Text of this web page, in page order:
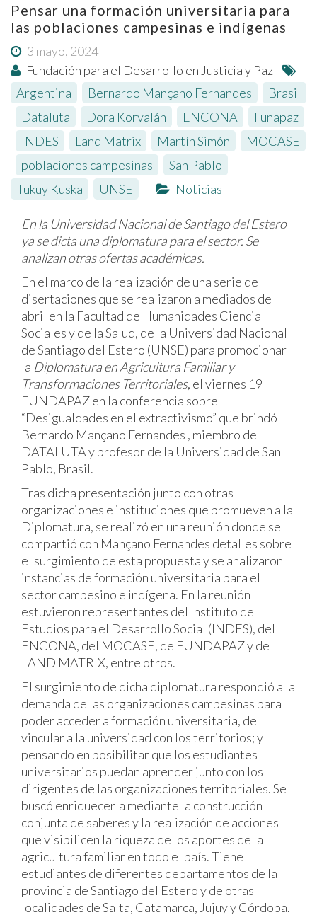
Pensar una formación universitaria para
las poblaciones campesinas e indígenas
3 mayo, 2024
Fundación para el Desarrollo en Justicia y Paz
Argentina
Bernardo Mançano Fernandes
Brasil
Dataluta Dora Korvalán ENCONA
Funapaz
INDES Land Matrix Martín Simón
MOCASE
poblaciones campesinas San Pablo
Tukuy Kuska
UNSE Noticias
En la Universidad Nacional de Santiago del Estero
ya se dicta una diplomatura para el sector. Se
analizan otras ofertas académicas.
En el marco de la realización de una serie de
disertaciones que se realizaron a mediados de
abril en la Facultad de Humanidades Ciencia
Sociales y de la Salud, de la Universidad Nacional
de Santiago del Estero (UNSE) para promocionar
la Diplomatura en Agricultura Familiar y
Transformaciones Territoriales, el viernes 19
FUNDAPAZ en la conferencia sobre
“Desigualdades en el extractivismo” que brindó
Bernardo Mançano Fernandes , miembro de
DATALUTA y profesor de la Universidad de San
Pablo, Brasil.
Tras dicha presentación junto con otras
organizaciones e instituciones que promueven a la
Diplomatura, se realizó en una reunión donde se
compartió con Mançano Fernandes detalles sobre
el surgimiento de esta propuesta y se analizaron
instancias de formación universitaria para el
sector campesino e indígena. En la reunión
estuvieron representantes del Instituto de
Estudios para el Desarrollo Social (INDES), del
ENCONA, del MOCASE, de FUNDAPAZ y de
LAND MATRIX, entre otros.
El surgimiento de dicha diplomatura respondió a la
demanda de las organizaciones campesinas para
poder acceder a formación universitaria, de
vincular a la universidad con los territorios; y
pensando en posibilitar que los estudiantes
universitarios puedan aprender junto con los
dirigentes de las organizaciones territoriales. Se
buscó enriquecerla mediante la construcción
conjunta de saberes y la realización de acciones
que visibilicen la riqueza de los aportes de la
agricultura familiar en todo el país. Tiene
estudiantes de diferentes departamentos de la
provincia de Santiago del Estero y de otras
localidades de Salta, Catamarca, Jujuy y Córdoba.